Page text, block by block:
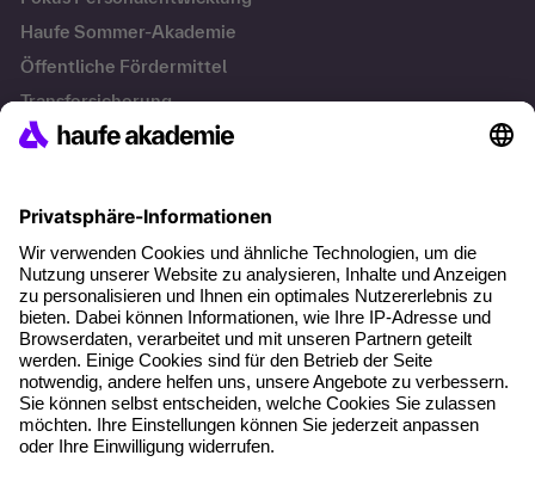
Haufe Sommer-Akademie
Öffentliche Fördermittel
Transfersicherung
Führung im KI-Zeitalter: Wie Human-AI-Leadership Teams
stark macht
Operatives Personalmanagement: Aufgaben, Prozesse
und Grundlagen im Überblick
KI Texte menschlicher machen und unverwechselbar
bleiben
KI-Projekte zum Erfolg bringen